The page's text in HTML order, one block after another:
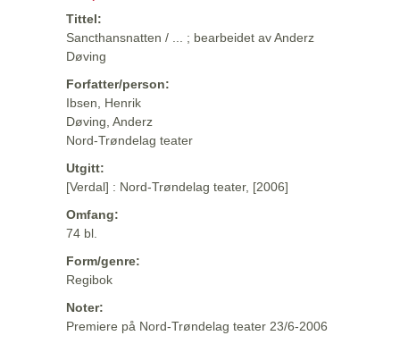
Tittel:
Sancthansnatten / ... ; bearbeidet av Anderz
Døving
Forfatter/person:
Ibsen, Henrik
Døving, Anderz
Nord-Trøndelag teater
Utgitt:
[Verdal] : Nord-Trøndelag teater, [2006]
Omfang:
74 bl.
Form/genre:
Regibok
Noter:
Premiere på Nord-Trøndelag teater 23/6-2006